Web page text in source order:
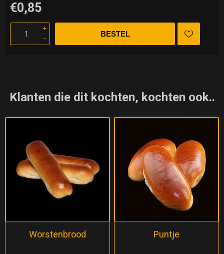
€0,85
i
h
Klanten die dit kochten, kochten ook..
Worstenbrood Puntje